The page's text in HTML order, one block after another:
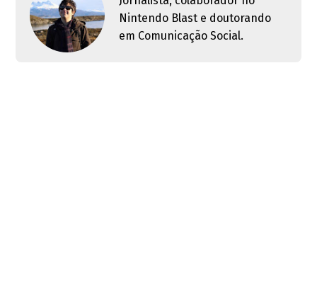
Nintendo Blast e doutorando
em Comunicação Social.